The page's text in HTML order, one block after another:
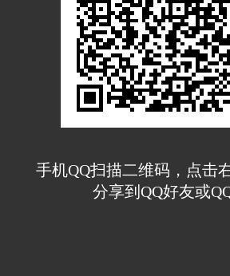
手机QQ扫描二维码，点击
分享到QQ好友或